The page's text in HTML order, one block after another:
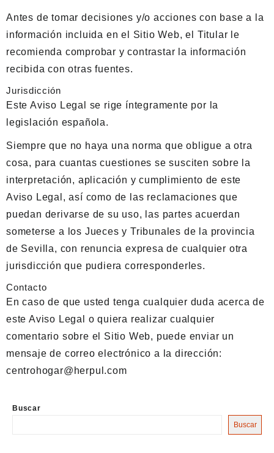
Antes de tomar decisiones y/o acciones con base a la
información incluida en el Sitio Web, el Titular le
recomienda comprobar y contrastar la información
recibida con otras fuentes.
Jurisdicción
Este Aviso Legal se rige íntegramente por la
legislación española.
Siempre que no haya una norma que obligue a otra
cosa, para cuantas cuestiones se susciten sobre la
interpretación, aplicación y cumplimiento de este
Aviso Legal, así como de las reclamaciones que
puedan derivarse de su uso, las partes acuerdan
someterse a los Jueces y Tribunales de la provincia
de Sevilla, con renuncia expresa de cualquier otra
jurisdicción que pudiera corresponderles.
Contacto
En caso de que usted tenga cualquier duda acerca de
este Aviso Legal o quiera realizar cualquier
comentario sobre el Sitio Web, puede enviar un
mensaje de correo electrónico a la dirección:
centrohogar@herpul.com
Buscar
Buscar